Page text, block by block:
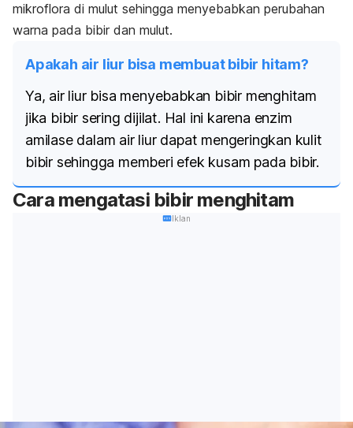
mikroflora di mulut sehingga menyebabkan perubahan
warna pada bibir dan mulut.
Apakah air liur bisa membuat bibir hitam?
Ya, air liur bisa menyebabkan bibir menghitam
jika bibir sering dijilat. Hal ini karena enzim
amilase dalam air liur dapat mengeringkan kulit
bibir sehingga memberi efek kusam pada bibir.
Cara mengatasi bibir menghitam
Iklan